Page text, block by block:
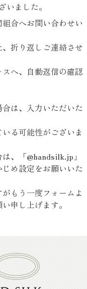
いました。
合へお問い合わせい
折り返しご連絡させ
へ、自動返信の確認
は、入力いただいた
る可能性がございま
、「@handsilk.jp」
め設定をお願いいた
もう一度フォームよ
申し上げます。